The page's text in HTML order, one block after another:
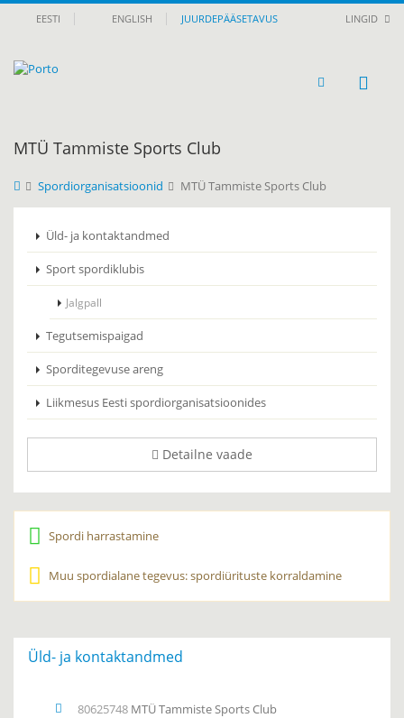
EESTI ENGLISH JUURDEPÄÄSETAVUS LINGID
MTÜ Tammiste Sports Club
Spordiorganisatsioonid MTÜ Tammiste Sports Club
Üld- ja kontaktandmed
Sport spordiklubis
Jalgpall
Tegutsemispaigad
Sporditegevuse areng
Liikmesus Eesti spordiorganisatsioonides
Detailne vaade
Spordi harrastamine
Muu spordialane tegevus: spordiürituste korraldamine
Üld- ja kontaktandmed
80625748 MTÜ Tammiste Sports Club